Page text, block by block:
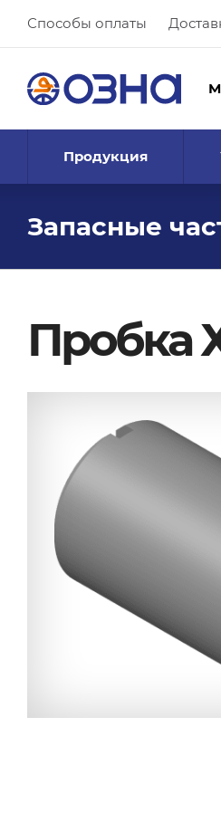
Способы оплаты
Продукция
Запасные
Пробка